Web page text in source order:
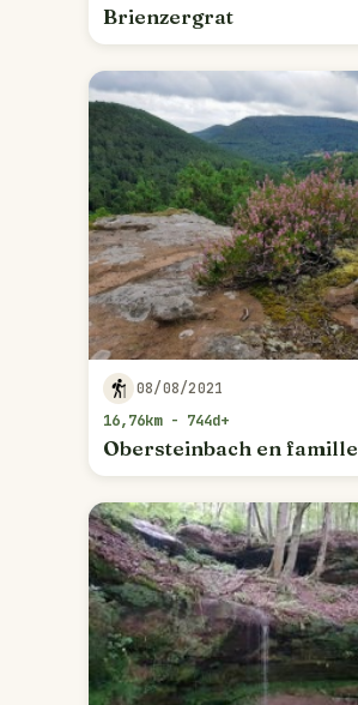
Brienzergrat
08/08/2021
16,76km - 744d+
Obersteinbach en famille